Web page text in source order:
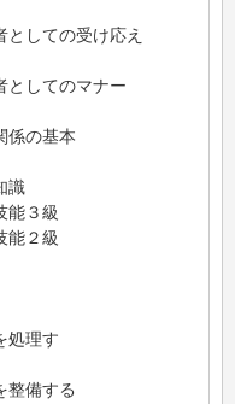
しての受け応え
してのマナー
の基本
識
３級
２級
処理す
備する